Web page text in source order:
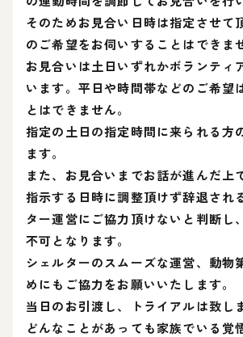
そのためお見合い日時は指定させて
のご希望をお伺いすることはできま
お見合いは土日いずれかボランティ
います。平日や時間帯などのご希望
とはできません。
指定の土日の指定時間に来られる方
ます。
また、お見合いまでお話が進んだ上
指示する日時に調整頂けず辞退され
ター運営にご協力頂けないと判断し
不可となります。
シェルターのスムーズな運営、動物
めにもご協力をお願いいたします。
当日のお引渡し、トライアルは致し
どんなことがあっても家族でいる覚